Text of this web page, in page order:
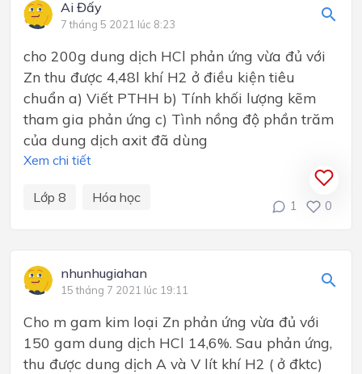
Ai Đấy
7 tháng 5 2021 lúc 8:23
cho 200g dung dịch HCl phản ứng vừa đủ với
Zn thu được 4,48l khí H2 ở điều kiện tiêu
chuẩn a) Viết PTHH b) Tính khối lượng kẽm
tham gia phản ứng c) Tình nồng độ phần trăm
của dung dịch axit đã dùng
Xem chi tiết
Lớp 8 Hóa học
1 0
nhunhugiahan
15 tháng 7 2021 lúc 19:11
Cho m gam kim loại Zn phản ứng vừa đủ với
150 gam dung dịch HCl 14,6%. Sau phản ứng,
thu được dung dịch A và V lít khí H2 ( ở đktc)